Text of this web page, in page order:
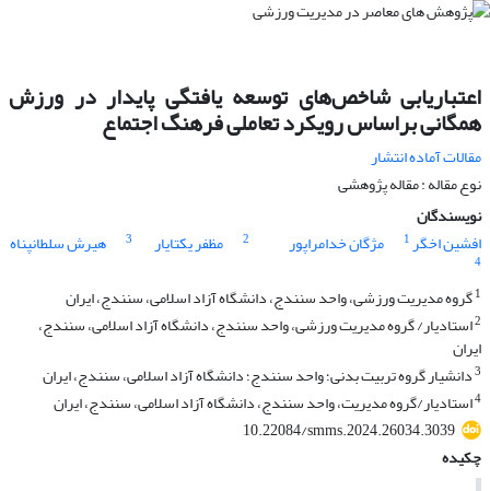
اعتباریابی شاخص‌های توسعه یافتگی پایدار در ورزش
همگانی براساس رویکرد تعاملی فرهنگ اجتماع
مقالات آماده انتشار
نوع مقاله : مقاله پژوهشی
نویسندگان
افشین اخگر1 مژگان خدامراپور 2 مظفر یکتایار 3 هیرش سلطانپناه
4
1گروه مدیریت ورزشی، واحد سنندج، دانشگاه آزاد اسلامی، سنندج، ایران
2استادیار/ گروه مدیریت ورزشی، واحد سنندج، دانشگاه آزاد اسلامی، سنندج،
ایران
3دانشیار گروه تربیت بدنی؛ واحد سنندج؛ دانشگاه آزاد اسلامی، سنندج، ایران
4استادیار/گروه مدیریت، واحد سنندج، دانشگاه آزاد اسلامی، سنندج، ایران
10.22084/smms.2024.26034.3039
چکیده